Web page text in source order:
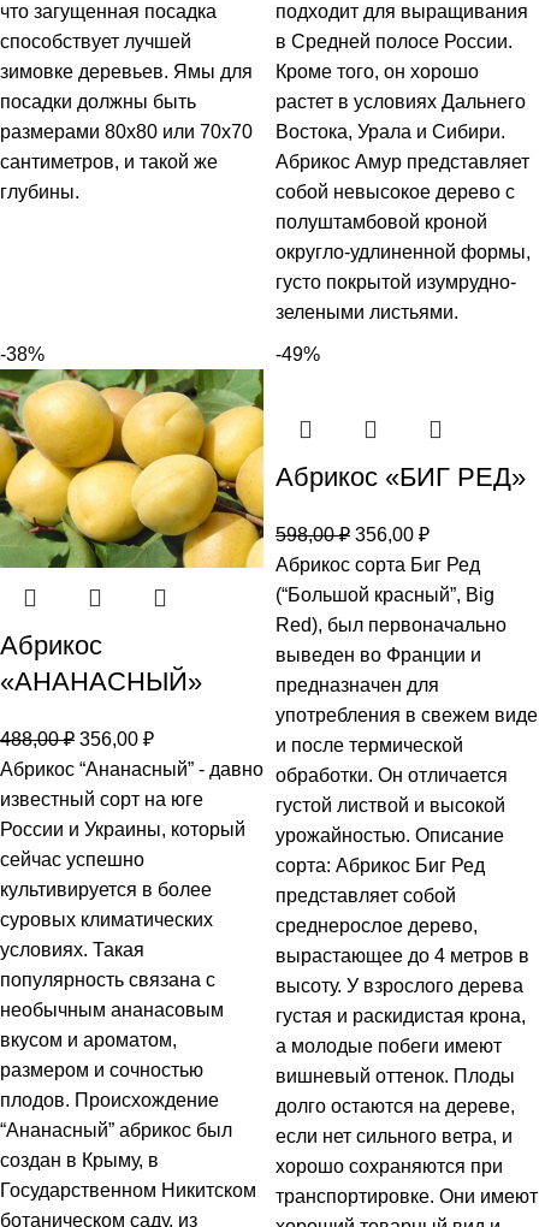
что загущенная посадка
способствует лучшей
зимовке деревьев. Ямы для
посадки должны быть
размерами 80x80 или 70x70
сантиметров, и такой же
глубины.
подходит для выращивания
в Средней полосе России.
Кроме того, он хорошо
растет в условиях Дальнего
Востока, Урала и Сибири.
Абрикос Амур представляет
собой невысокое дерево с
полуштамбовой кроной
округло-удлиненной формы,
густо покрытой изумрудно-
зелеными листьями.
-38%
Абрикос
«АНАНАСНЫЙ»
488,00₽ 356,00 ₽
Абрикос “Ананасный” - давно
известный сорт на юге
России и Украины, который
сейчас успешно
культивируется в более
суровых климатических
условиях. Такая
популярность связана с
необычным ананасовым
вкусом и ароматом,
размером и сочностью
плодов. Происхождение
“Ананасный” абрикос был
создан в Крыму, в
Государственном Никитском
ботаническом саду, из
-49%
Абрикос «БИГ РЕД»
598,00₽ 356,00 ₽
Абрикос сорта Биг Ред
(“Большой красный”, Big
Red), был первоначально
выведен во Франции и
предназначен для
употребления в свежем виде
и после термической
обработки. Он отличается
густой листвой и высокой
урожайностью. Описание
сорта: Абрикос Биг Ред
представляет собой
среднерослое дерево,
вырастающее до 4 метров в
высоту. У взрослого дерева
густая и раскидистая крона,
а молодые побеги имеют
вишневый оттенок. Плоды
долго остаются на дереве,
если нет сильного ветра, и
хорошо сохраняются при
транспортировке. Они имеют